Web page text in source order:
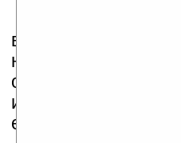
Поворот
вызывает
некоторыми
очень удобно:
именно так, когда
её.